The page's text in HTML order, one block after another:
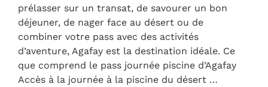
prélasser sur un transat, de savourer un bon
déjeuner, de nager face au désert ou de
combiner votre pass avec des activités
d’aventure, Agafay est la destination idéale. Ce
que comprend le pass journée piscine d’Agafay
Accès à la journée à la piscine du désert …